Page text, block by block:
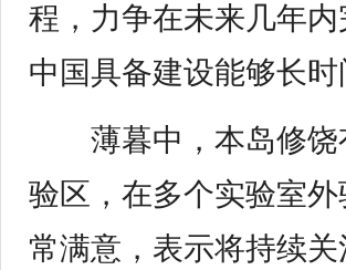
程，力争在未来几年
中国具备建设能够长
薄暮中，本岛修饶
验区，在多个实验室
常满意，表示将持续